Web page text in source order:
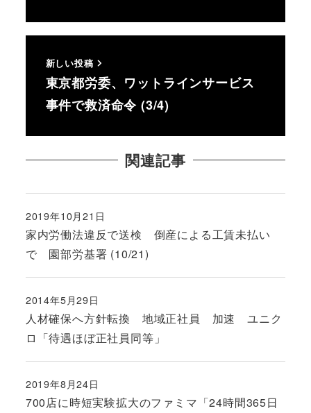
新しい投稿
東京都労委、ワットラインサービス
事件で救済命令 (3/4)
関連記事
家内労働法違反で送検 倒産による工賃未払い
で 園部労基署 (10/21)
投稿日
2019年10月21日
人材確保へ方針転換 地域正社員 加速 ユニク
ロ「待遇ほぼ正社員同等」
投稿日
2014年5月29日
700店に時短実験拡大のファミマ「24時間365日
投稿日
2019年8月24日